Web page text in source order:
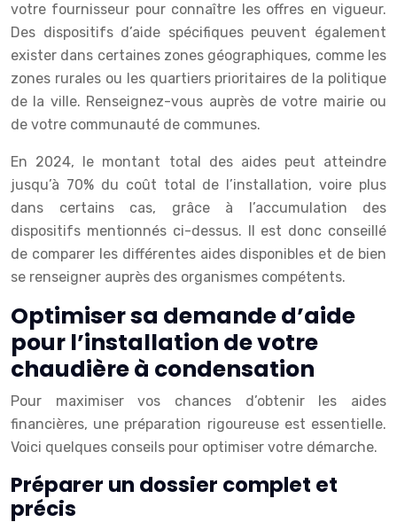
votre fournisseur pour connaître les offres en vigueur.
Des dispositifs d’aide spécifiques peuvent également
exister dans certaines zones géographiques, comme les
zones rurales ou les quartiers prioritaires de la politique
de la ville. Renseignez-vous auprès de votre mairie ou
de votre communauté de communes.
En 2024, le montant total des aides peut atteindre
jusqu’à 70% du coût total de l’installation, voire plus
dans certains cas, grâce à l’accumulation des
dispositifs mentionnés ci-dessus. Il est donc conseillé
de comparer les différentes aides disponibles et de bien
se renseigner auprès des organismes compétents.
Optimiser sa demande d’aide
pour l’installation de votre
chaudière à condensation
Pour maximiser vos chances d’obtenir les aides
financières, une préparation rigoureuse est essentielle.
Voici quelques conseils pour optimiser votre démarche.
Préparer un dossier complet et
précis